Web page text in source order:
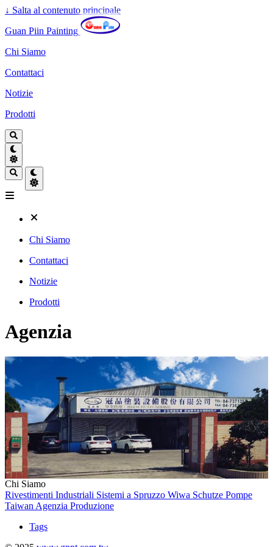
↓ Salta al contenuto principale
Guan Piin Painting
Chi Siamo
Contattaci
Notizie
Prodotti
Chi Siamo
Contattaci
Notizie
Prodotti
Agenzia
Chi Siamo
Rivestimenti Industriali Sistemi a Spruzzo Wiwa Schutze Pompe
Taiwan Agenzia Produzione
Tags